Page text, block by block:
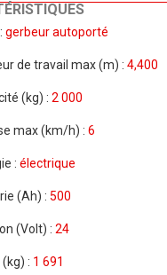
gerbeur autoporté
de travail max (m) : 4,400
(kg) : 2 000
max (km/h) : 6
: électrique
(Ah) : 500
(Volt) : 24
(kg) : 1 691